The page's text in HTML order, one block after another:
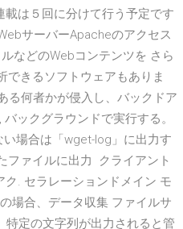
は５回に分けて行う予定です
サーバーApacheのアクセス
などのWebコンテンツを さら
きるソフトウェアもありま
る何者かが侵入し、バックドア
ックグラウンドで実行する。
場合は「wget-log」に出力す
ファイルに出力 クライアント
. セラレーションドメイン モ
場合、データ収集 ファイルサ
特定の文字列が出力されると管